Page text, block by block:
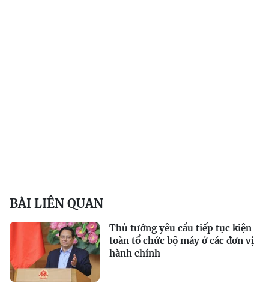
BÀI LIÊN QUAN
Thủ tướng yêu cầu tiếp tục kiện
toàn tổ chức bộ máy ở các đơn vị
hành chính